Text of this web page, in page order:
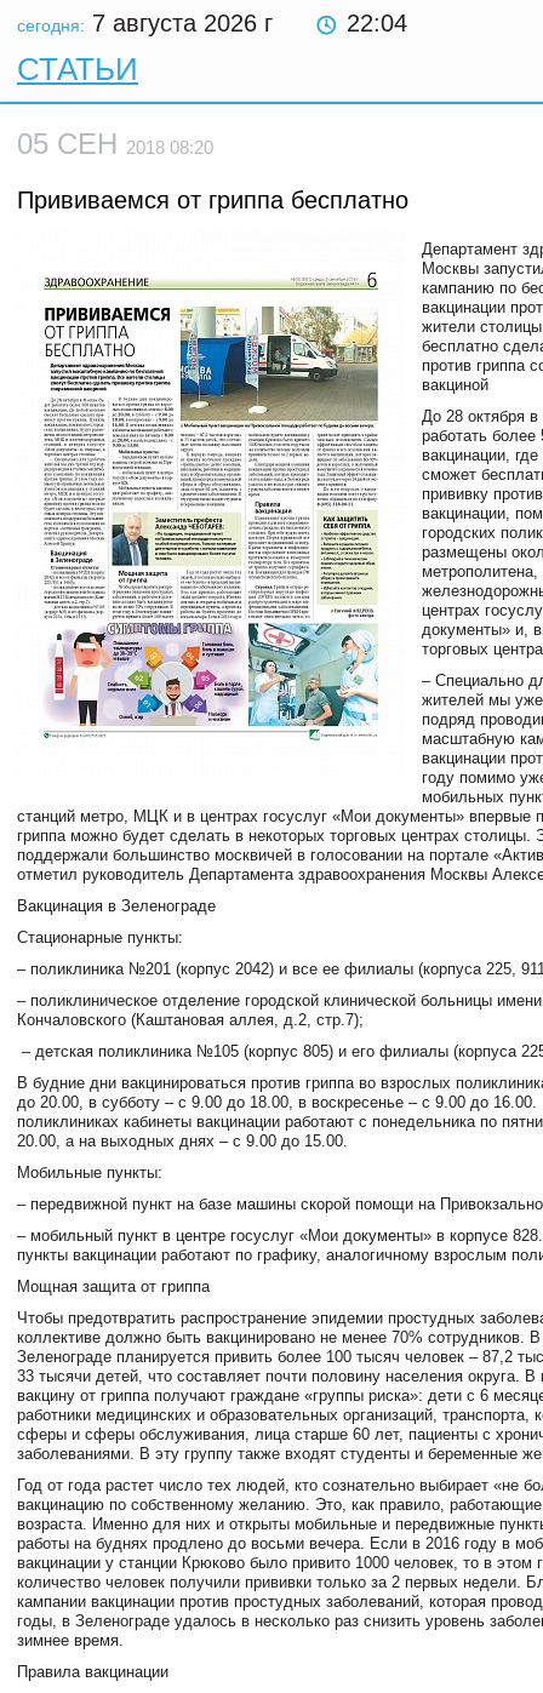
сегодня: 7 августа 2026 г 22:04
СТАТЬИ
05 СЕН 2018 08:20
Прививаемся от гриппа бесплатно
Департамент
Москвы
кампанию по
вакцинации
жители
бесплатно
против гриппа
вакциной
До 28 октября
работать более
вакцинации,
сможет
прививку
вакцинации,
городских
размещены
центрах
документы» и,
торговых
– Специально
жителей мы уже
подряд
масштабную
вакцинации
году помимо
мобильных
станций метро, МЦК и в центрах госуслуг «Мои документы» впервые
гриппа можно будет сделать в некоторых торговых центрах столицы.
поддержали большинство москвичей в голосовании на портале
отметил руководитель Департамента здравоохранения Москвы
Вакцинация в Зеленограде
Стационарные пункты:
– поликлиника №201 (корпус 2042) и все ее филиалы (корпуса 225,
– поликлиническое отделение городской клинической больницы
Кончаловского (Каштановая аллея, д.2, стр.7);
– детская поликлиника №105 (корпус 805) и его филиалы (корпуса
В будние дни вакцинироваться против гриппа во взрослых
до 20.00, в субботу – с 9.00 до 18.00, в воскресенье – с 9.00 до 16.00.
поликлиниках кабинеты вакцинации работают с понедельника по
20.00, а на выходных днях – с 9.00 до 15.00.
Мобильные пункты:
– передвижной пункт на базе машины скорой помощи на
– мобильный пункт в центре госуслуг «Мои документы» в корпусе
пункты вакцинации работают по графику, аналогичному взрослым
Мощная защита от гриппа
Чтобы предотвратить распространение эпидемии простудных
коллективе должно быть вакцинировано не менее 70% сотрудников.
Зеленограде планируется привить более 100 тысяч человек – 87,2
33 тысячи детей, что составляет почти половину населения округа.
вакцину от гриппа получают граждане «группы риска»: дети с 6
работники медицинских и образовательных организаций, транспорта,
сферы и сферы обслуживания, лица старше 60 лет, пациенты с
заболеваниями. В эту группу также входят студенты и беременные
Год от года растет число тех людей, кто сознательно выбирает «не
вакцинацию по собственному желанию. Это, как правило,
возраста. Именно для них и открыты мобильные и передвижные
работы на буднях продлено до восьми вечера. Если в 2016 году в
вакцинации у станции Крюково было привито 1000 человек, то в этом
количество человек получили прививки только за 2 первых недели.
кампании вакцинации против простудных заболеваний, которая
годы, в Зеленограде удалось в несколько раз снизить уровень
зимнее время.
Правила вакцинации